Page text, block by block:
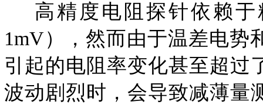
高精度电阻探针依赖于
1mV），然而由于温差电势
引起的电阻率变化甚至超过
波动剧烈时，会导致减薄量